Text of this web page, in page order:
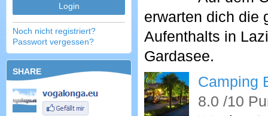
Noch nicht registriert?
Passwort vergessen?
SHARE
erwarten dich die
Aufenthalts in
Gardasee.
Camping
8.0 /10